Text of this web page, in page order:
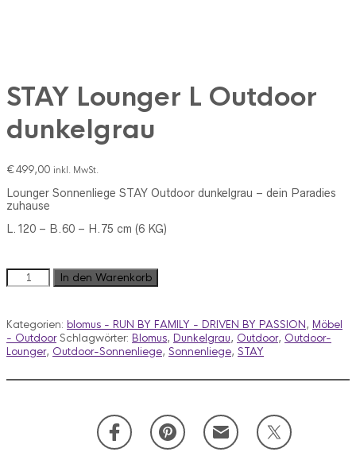
STAY Lounger L Outdoor
dunkelgrau
€499,00 inkl. MwSt.
Lounger Sonnenliege STAY Outdoor dunkelgrau – dein Paradies
zuhause
L.120 – B.60 – H.75 cm (6 KG)
STAY
Lounger
dunkelgrau
Menge
In den Warenkorb
Kategorien: blomus - RUN BY FAMILY - DRIVEN BY PASSION, Möbel
- Outdoor Schlagwörter: Blomus, Dunkelgrau, Outdoor, Outdoor-
Lounger, Outdoor-Sonnenliege, Sonnenliege, STAY